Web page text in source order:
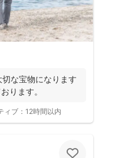
な宝物になります
ります。
ィブ： 12時間以内